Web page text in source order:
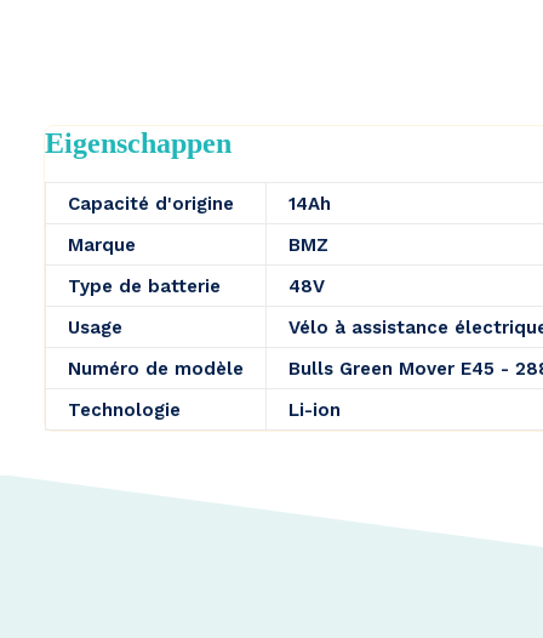
Eigenschappen
Capacité d'origine
14Ah
Marque
BMZ
Type de batterie
48V
Usage
Vélo à assistance
Numéro de modèle
Bulls Green Mover E45 -
Technologie
Li-ion